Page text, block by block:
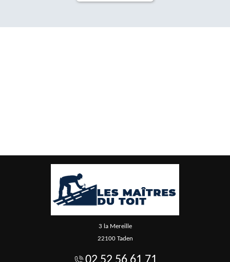
3 la Mereille
22100 Taden